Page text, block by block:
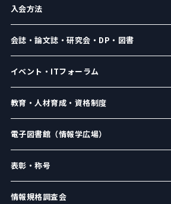
入会方法
会誌・論文誌・研究会・DP・図書
イベント・ITフォーラム
教育・人材育成・資格制度
電子図書館（情報学広場）
表彰・称号
情報規格調査会